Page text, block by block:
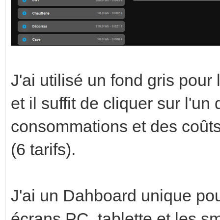
{%
'Blanc')
%}
{% else
_kwh')
}}
.:
J'ai utilisé un fond gris
et il suffit de cliquer sur l'un
consommations et des
(6 tarifs).
J'ai un Dahboard unique